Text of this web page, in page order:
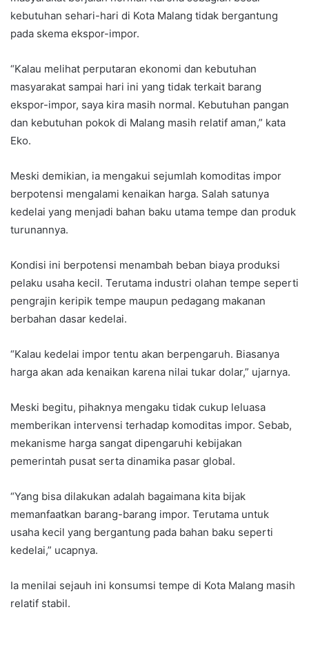
kebutuhan sehari-hari di Kota Malang tidak bergantung
pada skema ekspor-impor.
“Kalau melihat perputaran ekonomi dan kebutuhan
masyarakat sampai hari ini yang tidak terkait barang
ekspor-impor, saya kira masih normal. Kebutuhan pangan
dan kebutuhan pokok di Malang masih relatif aman,” kata
Eko.
Meski demikian, ia mengakui sejumlah komoditas impor
berpotensi mengalami kenaikan harga. Salah satunya
kedelai yang menjadi bahan baku utama tempe dan produk
turunannya.
Kondisi ini berpotensi menambah beban biaya produksi
pelaku usaha kecil. Terutama industri olahan tempe seperti
pengrajin keripik tempe maupun pedagang makanan
berbahan dasar kedelai.
“Kalau kedelai impor tentu akan berpengaruh. Biasanya
harga akan ada kenaikan karena nilai tukar dolar,” ujarnya.
Meski begitu, pihaknya mengaku tidak cukup leluasa
memberikan intervensi terhadap komoditas impor. Sebab,
mekanisme harga sangat dipengaruhi kebijakan
pemerintah pusat serta dinamika pasar global.
“Yang bisa dilakukan adalah bagaimana kita bijak
memanfaatkan barang-barang impor. Terutama untuk
usaha kecil yang bergantung pada bahan baku seperti
kedelai,” ucapnya.
Ia menilai sejauh ini konsumsi tempe di Kota Malang masih
relatif stabil.